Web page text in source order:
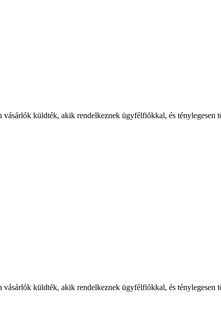
küldték, akik rendelkeznek ügyfélfiókkal, és
küldték, akik rendelkeznek ügyfélfiókkal, és